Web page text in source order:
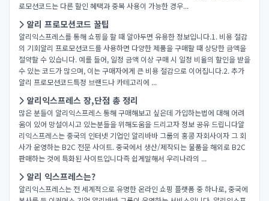
로모션코드는 다른 할인 혜택과 중복 사용이 가능한 경우...
알리 프로모션코드 꿀팁
알리익스프레스를 통해 쇼핑을 할 때 알아두면 유용한 정보입니다.1. 비용 절감
의 기회알리 프로모션코드를 사용하면 다양한 제품을 구매할 때 상당한 금액을
절약할 수 있습니다. 예를 들어, 일정 금액 이상 구매 시 일정 비율의 할인을 받을
수 있는 코드가 많으며, 이는 구매자에게 큰 비용 절감으로 이어집니다.2. 추가
알리 프로모션코드특정 브랜드나 카테고리에 ...
알리익스프레스 장,단점 총 정리
많은 분들이 알리익스프레스 통해 구매해보고 싶은데 가입하는법에 대해 어려
움이 있어 망설이시고 있는분들을 위해도움을 드리고자 정보 공유 드립니다​알
리익스프레스는 중국의 인터넷 기업인 알리바바 그룹의 홍콩 자회사이자 그 회
사가 운영하는 B2C 전문 사이트. 중국에서 생산/제작되는 물품을 해외로 B2C
판매하는 것에 특화된 사이트입니다​즉 쉽게말해서 우리나라의 ...
알리 익스프레스는?
알리익스프레스는 전 세계적으로 유명한 온라인 쇼핑 플랫폼 중 하나로, 중국에